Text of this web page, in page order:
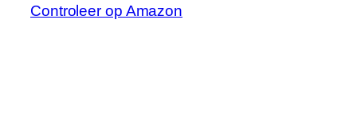
Controleer op Amazon